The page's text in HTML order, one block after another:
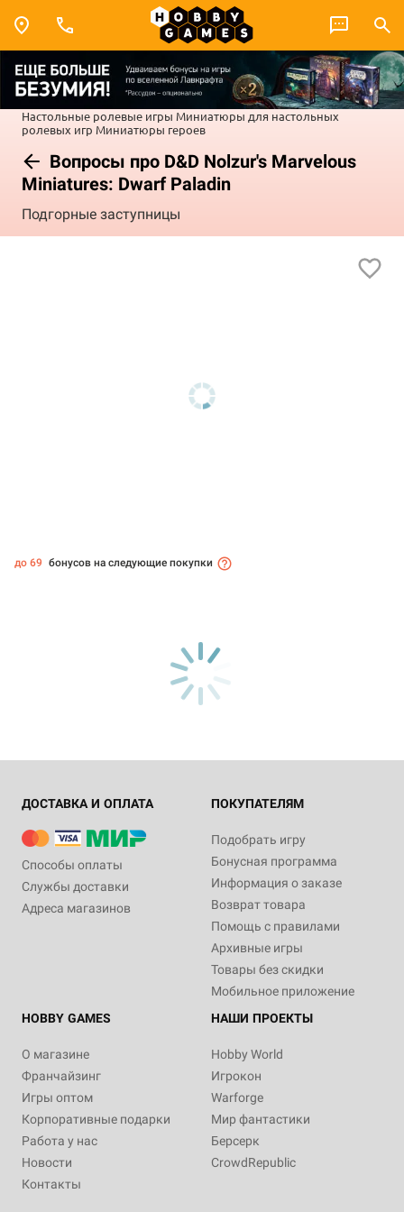
Настольные ролевые игры Миниатюры для настольных
ролевых игр Миниатюры героев
Вопросы про D&D Nolzur's Marvelous
Miniatures: Dwarf Paladin
Подгорные заступницы
до 69 бонусов на следующие покупки
ДОСТАВКА И ОПЛАТА
Способы оплаты
Службы доставки
Адреса магазинов
ПОКУПАТЕЛЯМ
Подобрать игру
Бонусная программа
Информация о заказе
Возврат товара
Помощь с правилами
Архивные игры
Товары без скидки
Мобильное приложение
HOBBY GAMES
О магазине
Франчайзинг
Игры оптом
Корпоративные подарки
Работа у нас
Новости
Контакты
НАШИ ПРОЕКТЫ
Hobby World
Игрокон
Warforge
Мир фантастики
Берсерк
CrowdRepublic